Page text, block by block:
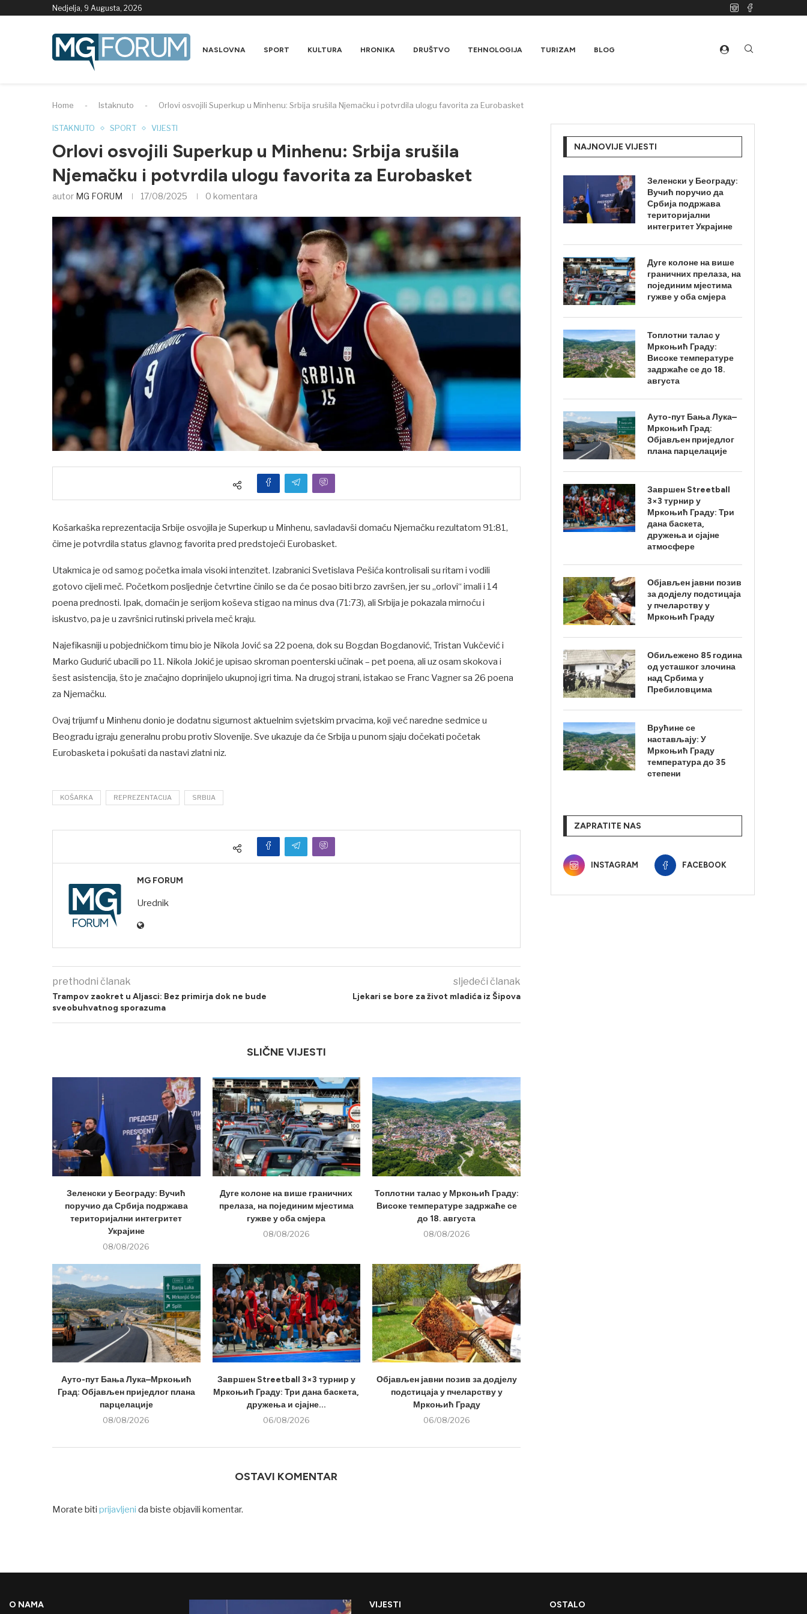
Nedjelja, 9 Augusta, 2026
NASLOVNA SPORT KULTURA HRONIKA DRUŠTVO TEHNOLOGIJA TURIZAM BLOG
Home - Istaknuto - Orlovi osvojili Superkup u Minhenu: Srbija srušila Njemačku i potvrdila ulogu favorita za Eurobasket
ISTAKNUTO SPORT VIJESTI
Orlovi osvojili Superkup u Minhenu: Srbija srušila
Njemačku i potvrdila ulogu favorita za Eurobasket
autor MG FORUM 17/08/2025 0 komentara
Košarkaška reprezentacija Srbije osvojila je Superkup u Minhenu, savladavši domaću Njemačku rezultatom 91:81,
čime je potvrdila status glavnog favorita pred predstojeći Eurobasket.
Utakmica je od samog početka imala visoki intenzitet. Izabranici Svetislava Pešića kontrolisali su ritam i vodili
gotovo cijeli meč. Početkom posljednje četvrtine činilo se da će posao biti brzo završen, jer su „orlovi“ imali i 14
poena prednosti. Ipak, domaćin je serijom koševa stigao na minus dva (71:73), ali Srbija je pokazala mirnoću i
iskustvo, pa je u završnici rutinski privela meč kraju.
Najefikasniji u pobjedničkom timu bio je Nikola Jović sa 22 poena, dok su Bogdan Bogdanović, Tristan Vukčević i
Marko Gudurić ubacili po 11. Nikola Jokić je upisao skroman poenterski učinak – pet poena, ali uz osam skokova i
šest asistencija, što je značajno doprinijelo ukupnoj igri tima. Na drugoj strani, istakao se Franc Vagner sa 26 poena
za Njemačku.
Ovaj trijumf u Minhenu donio je dodatnu sigurnost aktuelnim svjetskim prvacima, koji već naredne sedmice u
Beogradu igraju generalnu probu protiv Slovenije. Sve ukazuje da će Srbija u punom sjaju dočekati početak
Eurobasketa i pokušati da nastavi zlatni niz.
KOŠARKA REPREZENTACIJA SRBIJA
MG FORUM
Urednik
prethodni članak
Trampov zaokret u Aljasci: Bez primirja dok ne bude
sveobuhvatnog sporazuma
sljedeći članak
Ljekari se bore za život mladića iz Šipova
SLIČNE VIJESTI
Зеленски у Београду: Вучић
поручио да Србија подржава
територијални интегритет
Украјине
08/08/2026
Дуге колоне на више граничних
прелаза, на појединим мјестима
гужве у оба смјера
08/08/2026
Топлотни талас у Мркоњић Граду:
Високе температуре задржаће се
до 18. августа
08/08/2026
Ауто-пут Бања Лука–Мркоњић
Град: Објављен приједлог плана
парцелације
08/08/2026
Завршен Streetball 3×3 турнир у
Мркоњић Граду: Три дана баскета,
дружења и сјајне...
06/08/2026
Објављен јавни позив за додјелу
подстицаја у пчеларству у
Мркоњић Граду
06/08/2026
OSTAVI KOMENTAR
Morate biti prijavljeni da biste objavili komentar.
NAJNOVIJE VIJESTI
Зеленски у Београду:
Вучић поручио да
Србија подржава
територијални
интегритет Украјине
Дуге колоне на више
граничних прелаза, на
појединим мјестима
гужве у оба смјера
Топлотни талас у
Мркоњић Граду:
Високе температуре
задржаће се до 18.
августа
Ауто-пут Бања Лука–
Мркоњић Град:
Објављен приједлог
плана парцелације
Завршен Streetball
3×3 турнир у
Мркоњић Граду: Три
дана баскета,
дружења и сјајне
атмосфере
Објављен јавни позив
за додјелу подстицаја
у пчеларству у
Мркоњић Граду
Обиљежено 85 година
од усташког злочина
над Србима у
Пребиловцима
Врућине се
настављају: У
Мркоњић Граду
температура до 35
степени
ZAPRATITE NAS
INSTAGRAM FACEBOOK
O NAMA VIJESTI OSTALO